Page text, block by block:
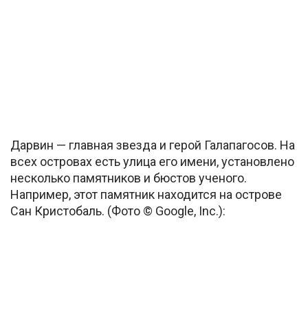
Дарвин — главная звезда и герой Галапагосов. На
всех островах есть улица его имени, установлено
несколько памятников и бюстов ученого.
Например, этот памятник находится на острове
Сан Кристобаль. (Фото © Google, Inc.):